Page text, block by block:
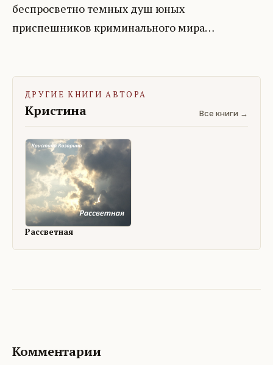
беспросветно темных душ юных
приспешников криминального мира…
ДРУГИЕ КНИГИ АВТОРА
Кристина Все книги →
Рассветная
Комментарии